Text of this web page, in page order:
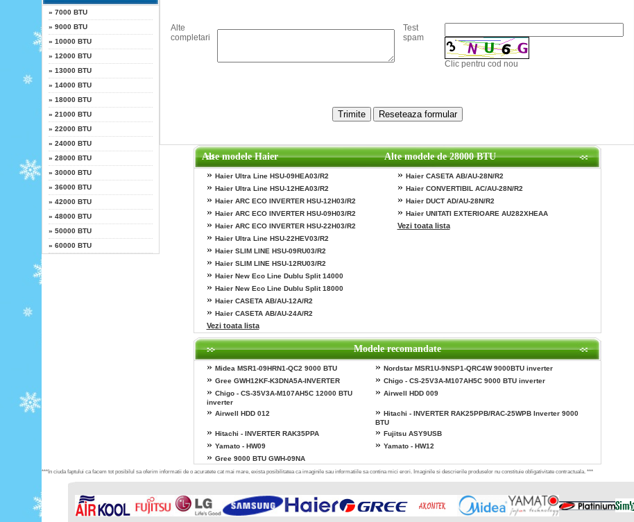
» 7000 BTU
» 9000 BTU
» 10000 BTU
» 12000 BTU
» 13000 BTU
» 14000 BTU
» 18000 BTU
» 21000 BTU
» 22000 BTU
» 24000 BTU
» 28000 BTU
» 30000 BTU
» 36000 BTU
» 42000 BTU
» 48000 BTU
» 50000 BTU
» 60000 BTU
Alte
completari
Test
spam
Clic pentru cod nou
Alte modele Haier Alte modele de 28000 BTU
» Haier Ultra Line HSU-09HEA03/R2
» Haier Ultra Line HSU-12HEA03/R2
» Haier ARC ECO INVERTER HSU-12H03/R2
» Haier ARC ECO INVERTER HSU-09H03/R2
» Haier ARC ECO INVERTER HSU-22H03/R2
» Haier Ultra Line HSU-22HEV03/R2
» Haier SLIM LINE HSU-09RU03/R2
» Haier SLIM LINE HSU-12RU03/R2
» Haier New Eco Line Dublu Split 14000
» Haier New Eco Line Dublu Split 18000
» Haier CASETA AB/AU-12A/R2
» Haier CASETA AB/AU-24A/R2
Vezi toata lista
» Haier CASETA AB/AU-28N/R2
» Haier CONVERTIBIL AC/AU-28N/R2
» Haier DUCT AD/AU-28N/R2
» Haier UNITATI EXTERIOARE AU282XHEAA
Vezi toata lista
Modele recomandate
» Midea MSR1-09HRN1-QC2 9000 BTU » Nordstar MSR1U-9NSP1-QRC4W 9000BTU inverter
» Gree GWH12KF-K3DNA5A-INVERTER » Chigo - CS-25V3A-M107AH5C 9000 BTU inverter
» Chigo - CS-35V3A-M107AH5C 12000 BTU
inverter
» Airwell HDD 009
» Airwell HDD 012 » Hitachi - INVERTER RAK25PPB/RAC-25WPB Inverter 9000
BTU
» Hitachi - INVERTER RAK35PPA » Fujitsu ASY9USB
» Yamato - HW09 » Yamato - HW12
» Gree 9000 BTU GWH-09NA
***In ciuda faptului ca facem tot posibilul sa oferim informatii de o acuratete cat mai mare, exista posibilitatea ca imaginile sau informatiile sa contina mici erori. Imaginile si descrierile produselor nu constituie obligativitate contractuala. ***